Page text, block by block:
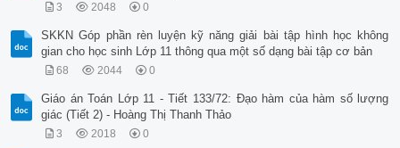
3 2048 0
SKKN Góp phần rèn luyện kỹ năng giải bài tập hình học không
gian cho học sinh Lớp 11 thông qua một số dạng bài tập cơ bản
68 2044 0
Giáo án Toán Lớp 11 - Tiết 133/72: Đạo hàm của hàm số lượng
giác (Tiết 2) - Hoàng Thị Thanh Thảo
3 2018 0